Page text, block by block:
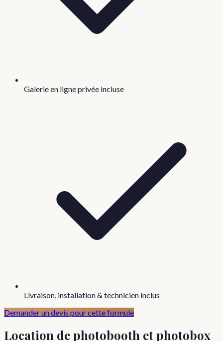
Galerie en ligne privée incluse
Livraison, installation & technicien inclus
Demander un devis pour cette formule
Location de photobooth et photobox